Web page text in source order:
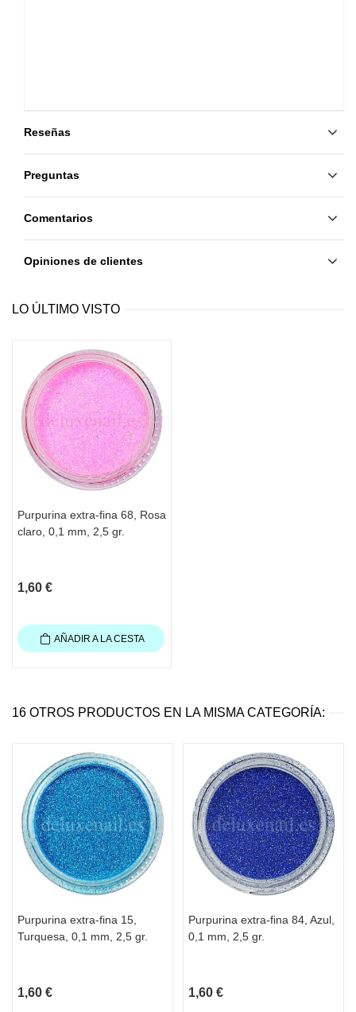
Reseñas
Preguntas
Comentarios
Opiniones de clientes
LO ÚLTIMO VISTO
Purpurina extra-fina 68, Rosa
claro, 0,1 mm, 2,5 gr.
1,60 €
AÑADIR A LA CESTA
16 OTROS PRODUCTOS EN LA MISMA CATEGORÍA:
Purpurina extra-fina 15,
Turquesa, 0,1 mm, 2,5 gr.
1,60 €
Purpurina extra-fina 84, Azul,
0,1 mm, 2,5 gr.
1,60 €